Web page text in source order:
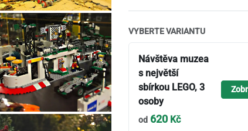
VYBERTE VARIANTU
Návštěva muzea
s největší
sbírkou LEGO, 3
osoby
od 620 Kč